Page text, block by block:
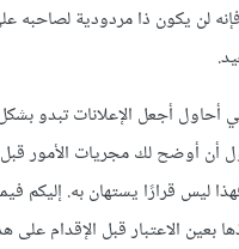
لن يكون ذا مردودية لصاحبه
أحاول أجعل الإعلانات تبدو
أن أوضح لك مجريات الأمور
ليس قرارًا يستهان به. إليكم
بعين الاعتبار قبل الإقدام على